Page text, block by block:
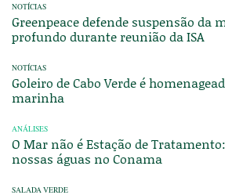
NOTÍCIAS
Greenpeace defende suspensão da
profundo durante reunião da ISA
NOTÍCIAS
Goleiro de Cabo Verde é
marinha
ANÁLISES
O Mar não é Estação de
nossas águas no Conama
SALADA VERDE